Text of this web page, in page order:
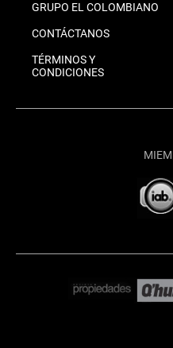
GRUPO EL COLOMBIANO
CONTÁCTANOS
TÉRMINOS Y
CONDICIONES